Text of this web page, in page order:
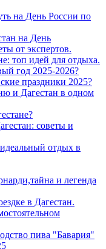
на День России по
на День
от экспертов.
топ идей для отдыха.
год 2025-2026?
праздники 2025?
и Дагестан в одном
советы и
отдых в
и легенда
в Дагестан.
пива "Бавария"